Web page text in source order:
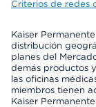
Criterios de redes
Kaiser
distribución
planes del
demás productos
las oficinas
miembros tienen
Kaiser